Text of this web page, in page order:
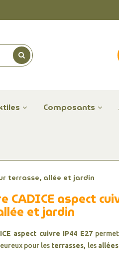
Composants
terrasse, allée et jardin
CADICE aspect
et jardin
aspect cuivre IP44 E27
pour les terrasses, les